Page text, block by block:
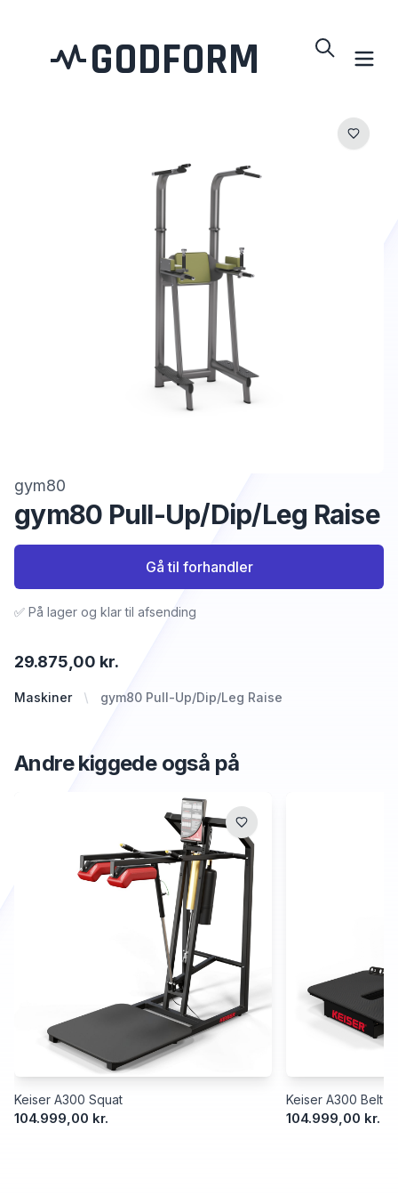
GODFORM
gym80
gym80 Pull-Up/Dip/Leg Raise
Maskiner gym80 Pull-Up/Dip/Leg Raise
29.875,00 kr.
✅ På lager og klar til afsending
Gå til forhandler
Andre kiggede også på
Keiser A300 Squat
104.999,00 kr.
Keiser A300 Belt
104.999,00 kr.